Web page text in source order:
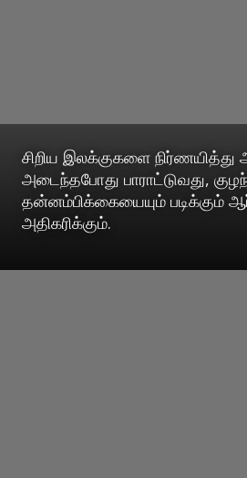
சிறிய இலக்குகளை
அடைந்தபோது பாராட்டுவது,
தன்னம்பிக்கையையும் படிக்கும்
அதிகரிக்கும்.